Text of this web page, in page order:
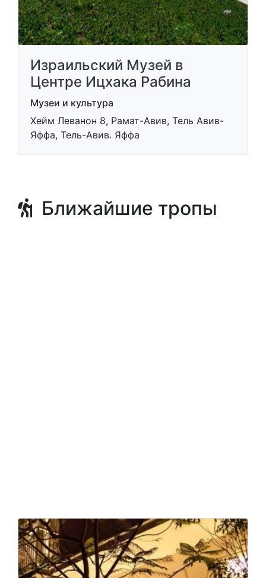
Израильский Музей в
Центре Ицхака Рабина
Музеи и культура
Хейм Леванон 8, Рамат-Авив, Тель Авив-
Яффа, Тель-Авив. Яффа
Ближайшие тропы